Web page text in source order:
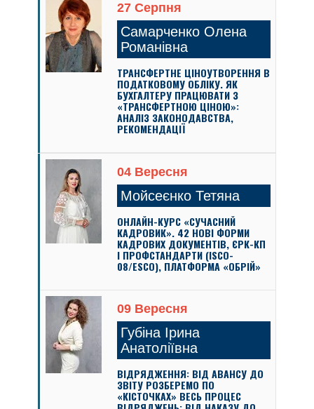
27 Серпня
Самарченко Олена
Романівна
ТРАНСФЕРТНЕ ЦІНОУТВОРЕННЯ В
ПОДАТКОВОМУ ОБЛІКУ. ЯК
БУХГАЛТЕРУ ПРАЦЮВАТИ З
«ТРАНСФЕРТНОЮ ЦІНОЮ»:
АНАЛІЗ ЗАКОНОДАВСТВА,
РЕКОМЕНДАЦІЇ
04 Вересня
Мойсеєнко Тетяна
ОНЛАЙН-КУРС «СУЧАСНИЙ
КАДРОВИК». 42 НОВІ ФОРМИ
КАДРОВИХ ДОКУМЕНТІВ, ЄРК-КП
І ПРОФСТАНДАРТИ (ISCO-
08/ESCO), ПЛАТФОРМА «ОБРІЙ»
09 Вересня
Губіна Ірина
Анатоліївна
ВІДРЯДЖЕННЯ: ВІД АВАНСУ ДО
ЗВІТУ РОЗБЕРЕМО ПО
«КІСТОЧКАХ» ВЕСЬ ПРОЦЕС